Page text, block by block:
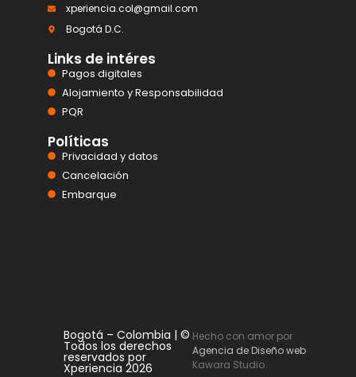
xperiencia.col@gmail.com
Bogotá D.C.
Links de intéres
Pagos digitales
Alojamiento y Responsabilidad
PQR
Políticas
Privacidad y datos
Cancelación
Embarque
Bogotá – Colombia | ©
Todos los derechos
reservados por
Xperiencia 2026
Hecho con amor por
Agencia de Diseño web
Kawara Studio.